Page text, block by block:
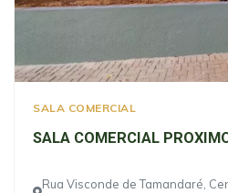
SALA COMERCIAL
SALA COMERCIAL
Rua Visconde de Tamandaré,